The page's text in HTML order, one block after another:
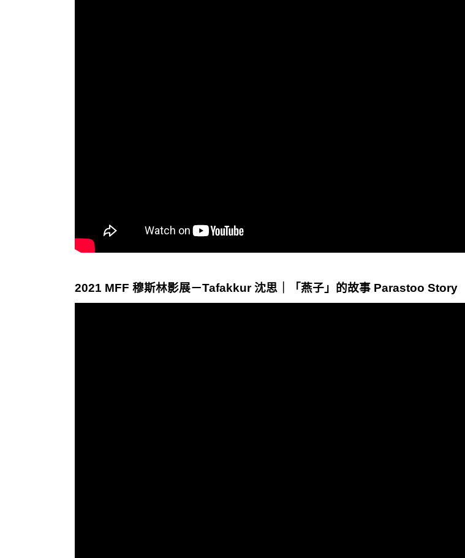
2021 MFF 穆斯林影展－Tafakkur 沈思｜「燕子」的故事 Parastoo Story